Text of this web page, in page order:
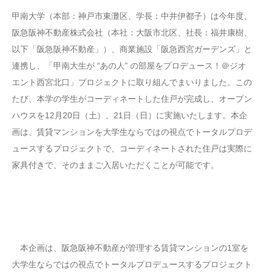
甲南大学（本部：神戸市東灘区、学長：中井伊都子）は今年度、
阪急阪神不動産株式会社（本社：大阪市北区、社長：福井康樹、
以下「阪急阪神不動産」）、商業施設「阪急西宮ガーデンズ」と
連携し、「甲南大生が “あの人” の部屋をプロデュース！＠ジオ
エント西宮北口」プロジェクトに取り組んでまいりました。この
たび、本学の学生がコーディネートした住戸が完成し、オープン
ハウスを12月20日（土）、21日（日）に実施いたします。本企
画は、賃貸マンションを大学生ならではの視点でトータルプロデ
ュースするプロジェクトで、コーディネートされた住戸は実際に
家具付きで、そのままご入居いただくことが可能です。
本企画は、阪急阪神不動産が管理する賃貸マンションの1室を
大学生ならではの視点でトータルプロデュースするプロジェクト